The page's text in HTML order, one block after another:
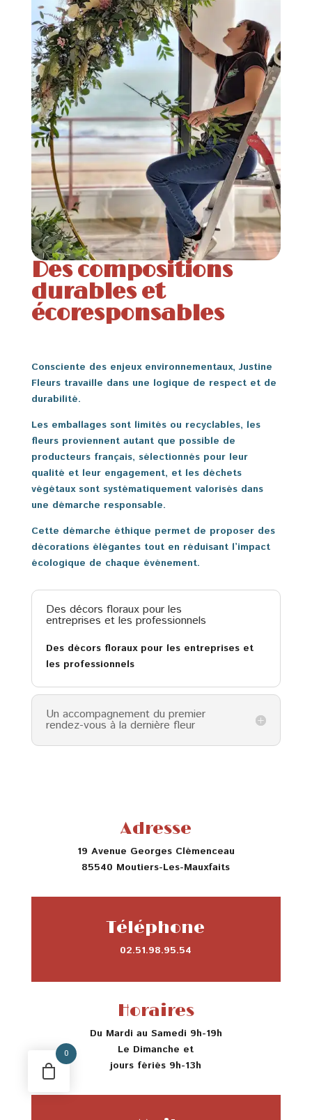
Des compositions
durables et
écoresponsables
Consciente des enjeux environnementaux, Justine
Fleurs travaille dans une logique de respect et de
durabilité.
Les emballages sont limités ou recyclables, les
fleurs proviennent autant que possible de
producteurs français, sélectionnés pour leur
qualité et leur engagement, et les déchets
végétaux sont systématiquement valorisés dans
une démarche responsable.
Cette démarche éthique permet de proposer des
décorations élégantes tout en réduisant l’impact
écologique de chaque événement.
Des décors floraux pour les
entreprises et les professionnels
Des décors floraux pour les entreprises et
les professionnels
Un accompagnement du premier
rendez-vous à la dernière fleur
Adresse
19 Avenue Georges Clémenceau
85540 Moutiers-Les-Mauxfaits
Téléphone
02.51.98.95.54
Horaires
Du Mardi au Samedi 9h-19h
Le Dimanche et
jours fériés 9h-13h
0